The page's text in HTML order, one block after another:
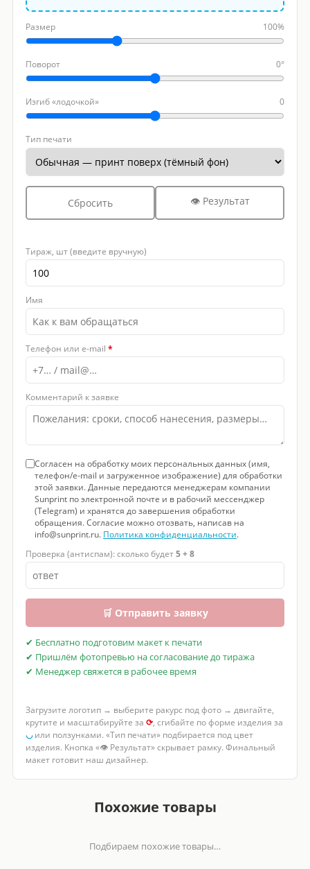
Размер 100%
Поворот 0°
Изгиб «лодочкой» 0
Тип печати
Сбросить 👁 Результат
Тираж, шт (введите вручную)
Имя
Телефон или e-mail *
Комментарий к заявке
Согласен на обработку моих персональных данных (имя,
телефон/e-mail и загруженное изображение) для обработки
этой заявки. Данные передаются менеджерам компании
Sunprint по электронной почте и в рабочий мессенджер
(Telegram) и хранятся до завершения обработки
обращения. Согласие можно отозвать, написав на
info@sunprint.ru. Политика конфиденциальности.
Проверка (антиспам): сколько будет5 + 8
🛒 Отправить заявку
✔ Бесплатно подготовим макет к печати
✔ Пришлём фотопревью на согласование до тиража
✔ Менеджер свяжется в рабочее время
Загрузите логотип → выберите ракурс под фото → двигайте,
крутите и масштабируйте за ⟳, сгибайте по форме изделия за
◡или ползунками. «Тип печати» подбирается под цвет
изделия. Кнопка «👁 Результат» скрывает рамку. Финальный
макет готовит наш дизайнер.
Похожие товары
Подбираем похожие товары…